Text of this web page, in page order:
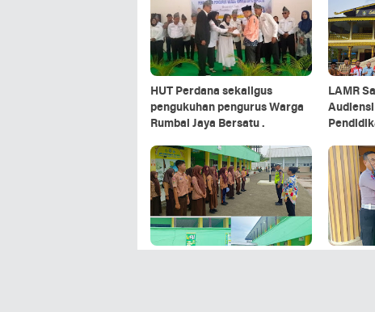
HUT Perdana sekaligus
pengukuhan pengurus Warga
Rumbai Jaya Bersatu .
LAMR
Audiensi